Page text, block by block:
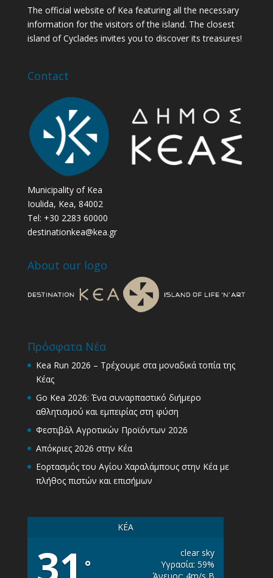
The official website of Kea featuring all the necessary
information for the visitors of the island. The closest
island of Cyclades invites you to discover its treasures!
Contact
Municipality of Kea
Ioulida, Kea, 84002
Tel: +30 2283 60000
destinationkea@kea.gr
About our logo
Πρόσφατα Νέα
Kea Run 2026 – Τρέχουμε στα μοναδικά τοπία της
Κέας
Go Kea 2026: Ένα συναρπαστικό διήμερο
αθλητισμού και εμπειρίας στη φύση
Φεστιβάλ Αγροτικών Προϊόντων 2026
Απόκριες 2026 στην Κέα
Εορτασμός του Αγίου Χαραλάμπους στην Κέα με
πλήθος πιστών και επισήμων
KÉA
°
clear sky
Υγρασία: 59%